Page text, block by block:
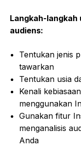
Langkah-
audiens:
Tentukan jenis
tawarkan
Tentukan usia
Kenali
menggunakan
Gunakan fitur
menganalisis
Anda